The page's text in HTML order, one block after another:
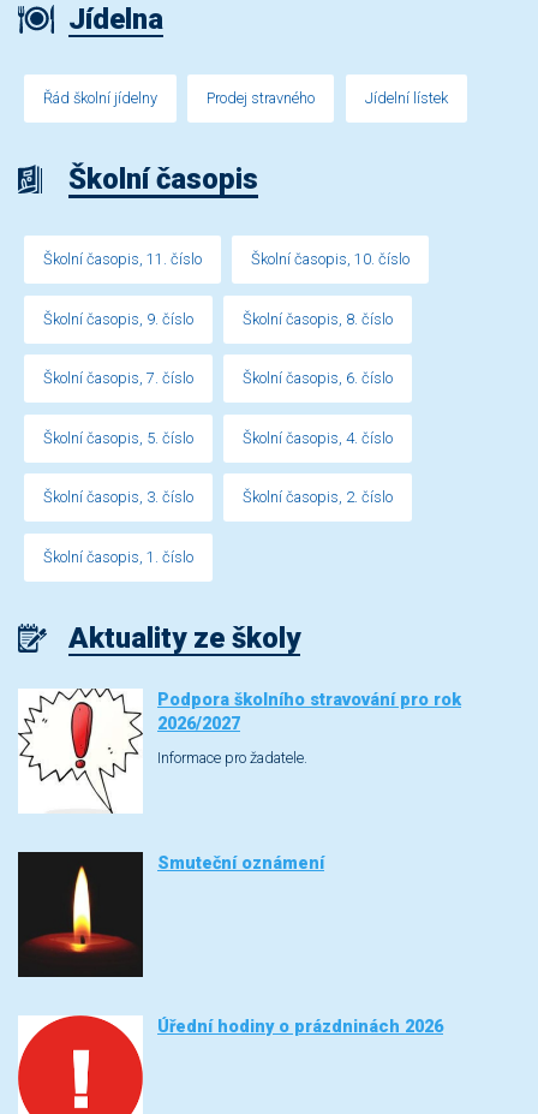
Jídelna
Řád školní jídelny Prodej stravného Jídelní lístek
Školní časopis
Školní časopis, 11. číslo Školní časopis, 10. číslo
Školní časopis, 9. číslo Školní časopis, 8. číslo
Školní časopis, 7. číslo Školní časopis, 6. číslo
Školní časopis, 5. číslo Školní časopis, 4. číslo
Školní časopis, 3. číslo Školní časopis, 2. číslo
Školní časopis, 1. číslo
Aktuality ze školy
Podpora školního stravování pro rok
2026/2027
Informace pro žadatele.
Smuteční oznámení
Úřední hodiny o prázdninách 2026